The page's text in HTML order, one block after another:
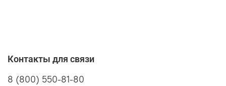
Контакты для связи
8 (800) 550-81-80